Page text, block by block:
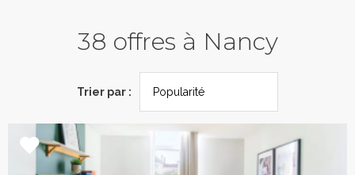
38 offres à Nancy
Trier par :